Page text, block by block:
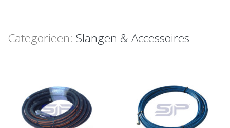
Categorieen: Slangen & Accessoires